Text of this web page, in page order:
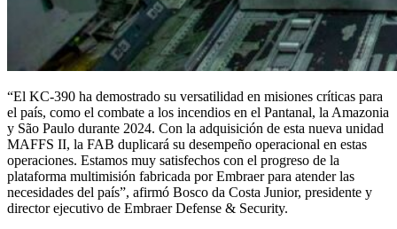
“El KC-390 ha demostrado su versatilidad en misiones críticas para
el país, como el combate a los incendios en el Pantanal, la Amazonia
y São Paulo durante 2024. Con la adquisición de esta nueva unidad
MAFFS II, la FAB duplicará su desempeño operacional en estas
operaciones. Estamos muy satisfechos con el progreso de la
plataforma multimisión fabricada por Embraer para atender las
necesidades del país”, afirmó Bosco da Costa Junior, presidente y
director ejecutivo de Embraer Defense & Security.